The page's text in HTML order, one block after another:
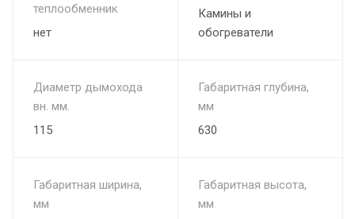
теплообменник
нет
Камины и
обогреватели
Диаметр дымохода
вн. мм.
115
Габаритная глубина,
мм
630
Габаритная ширина,
мм
Габаритная высота,
мм